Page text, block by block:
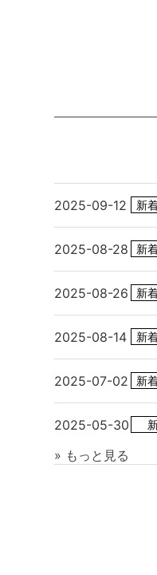
2025-09-12 新
2025-08-28 新
2025-08-26 新
2025-08-14 新
2025-07-02 新
2025-05-30
» もっと見る